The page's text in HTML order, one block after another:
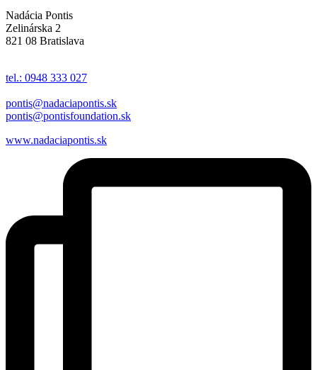
Nadácia Pontis
Zelinárska 2
821 08 Bratislava
tel.: 0948 333 027
pontis@nadaciapontis.sk
pontis@pontisfoundation.sk
www.nadaciapontis.sk